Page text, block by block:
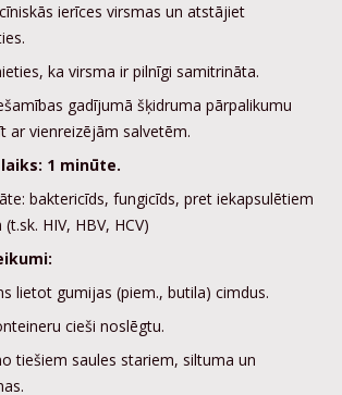
ierīces virsmas un atstājiet
ka virsma ir pilnīgi samitrināta.
gadījumā šķidruma pārpalikumu
ar vienreizējām salvetēm.
1 minūte.
baktericīds, fungicīds, pret iekapsulētiem
HIV, HBV, HCV)
lietot gumijas (piem., butila) cimdus.
cieši noslēgtu.
tiešiem saules stariem, siltuma un